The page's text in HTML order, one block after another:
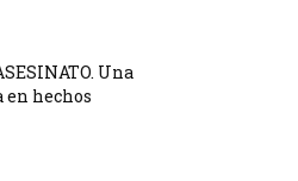
Una
en hechos